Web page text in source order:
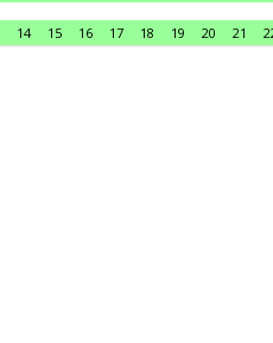
14 15 16 17 18 19 20 21